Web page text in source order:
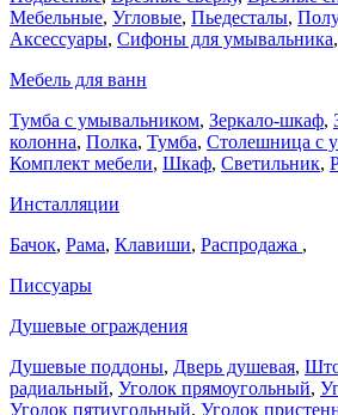
Мебельные, Угловые, Пьедесталы,
Аксессуары, Сифоны для умывальника,
Мебель для ванн
Тумба с умывальником, Зеркало-шкаф,
колонна, Полка, Тумба, Столешница с
Комплект мебели, Шкаф, Светильник,
Инсталляции
Бачок, Рама, Клавиши, Распродажа ,
Писсуары
Душевые ограждения
Душевые поддоны, Дверь душевая,
радиальный, Уголок прямоугольный,
Уголок пятиугольный, Уголок